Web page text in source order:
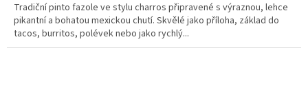
Tradiční pinto fazole ve stylu charros připravené s výraznou, lehce
pikantní a bohatou mexickou chutí. Skvělé jako příloha, základ do
tacos, burritos, polévek nebo jako rychlý...